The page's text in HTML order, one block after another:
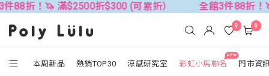
滿$2500折$300 (可累折） 全館3件88折！🦄 滿
本周新品 熱銷TOP30 涼感研究室
NEW
彩虹小馬聯名 門市資
0 0